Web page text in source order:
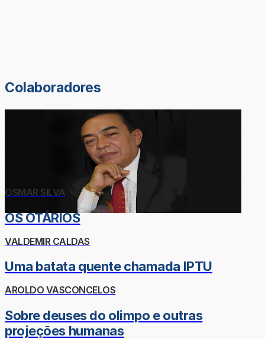
Colaboradores
OSMAR SILVA
OS OTÁRIOS
VALDEMIR CALDAS
Uma batata quente chamada IPTU
AROLDO VASCONCELOS
Sobre deuses do olimpo e outras
projeções humanas